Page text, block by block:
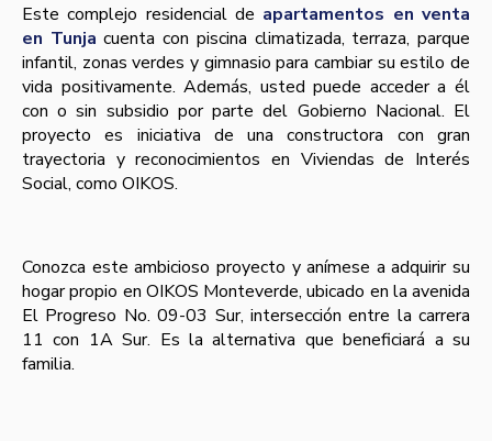
Este complejo residencial de apartamentos en venta
en Tunja cuenta con piscina climatizada, terraza, parque
infantil, zonas verdes y gimnasio para cambiar su estilo de
vida positivamente. Además, usted puede acceder a él
con o sin subsidio por parte del Gobierno Nacional. El
proyecto es iniciativa de una constructora con gran
trayectoria y reconocimientos en Viviendas de Interés
Social, como OIKOS.
Conozca este ambicioso proyecto y anímese a adquirir su
hogar propio en OIKOS Monteverde, ubicado en la avenida
El Progreso No. 09-03 Sur, intersección entre la carrera
11 con 1A Sur. Es la alternativa que beneficiará a su
familia.